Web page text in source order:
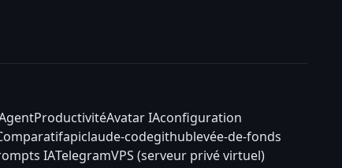
ProductivitéAvatar IAconfiguration
apiclaude-codegithublevée-de-fonds
IATelegramVPS (serveur privé virtuel)